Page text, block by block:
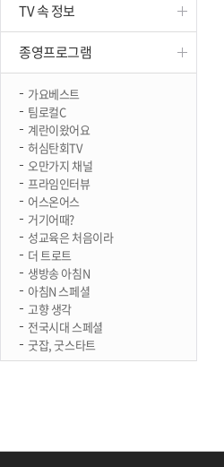
TV 속 정보
종영프로그램
가요베스트
팀로컬C
계란이왔어요
허심탄회TV
오만가지 채널
프라임인터뷰
어스온어스
거기어때?
성교육은 처음이라
더 트로트
생방송 아침N
아침N 스페셜
고향 생각
전국시대 스페셜
굿잡, 굿스타트